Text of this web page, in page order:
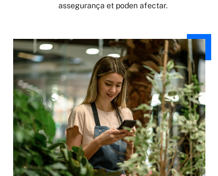
assegurança et poden afectar.